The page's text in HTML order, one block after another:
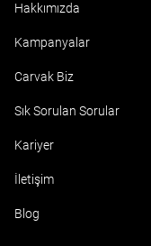
Hakkımızda
Kampanyalar
Carvak Biz
Sık Sorulan Sorular
Kariyer
İletişim
Blog